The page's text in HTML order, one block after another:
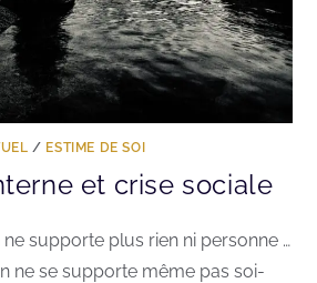
/ ESTIME DE SOI
et crise sociale
ne supporte plus rien ni personne …
ne se supporte même pas soi-